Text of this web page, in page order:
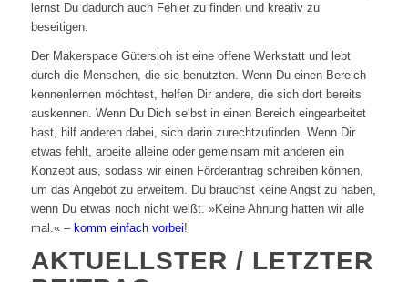
lernst Du dadurch auch Fehler zu finden und kreativ zu
beseitigen.
Der Makerspace Gütersloh ist eine offene Werkstatt und lebt
durch die Menschen, die sie benutzten. Wenn Du einen Bereich
kennenlernen möchtest, helfen Dir andere, die sich dort bereits
auskennen. Wenn Du Dich selbst in einen Bereich eingearbeitet
hast, hilf anderen dabei, sich darin zurechtzufinden. Wenn Dir
etwas fehlt, arbeite alleine oder gemeinsam mit anderen ein
Konzept aus, sodass wir einen Förderantrag schreiben können,
um das Angebot zu erweitern. Du brauchst keine Angst zu haben,
wenn Du etwas noch nicht weißt. »Keine Ahnung hatten wir alle
mal.« – komm einfach vorbei!
AKTUELLSTER / LETZTER